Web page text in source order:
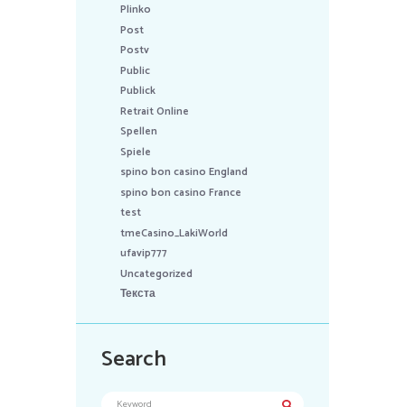
Plinko
Post
Postv
Public
Publick
Retrait Online
Spellen
Spiele
spino bon casino England
spino bon casino France
test
tmeCasino_LakiWorld
ufavip777
Uncategorized
Текста
Search